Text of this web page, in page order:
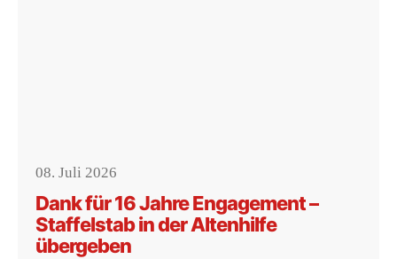
08. Juli 2026
Dank für 16 Jahre Engagement –
Staffelstab in der Altenhilfe
übergeben